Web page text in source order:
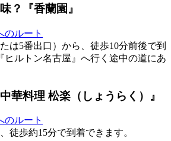
？『香蘭園』
のルート
は5番出口）から、徒歩10分前後で到
ヒルトン名古屋』へ行く途中の道にあ
華料理 松楽（しょうらく）』
のルート
徒歩約15分で到着できます。